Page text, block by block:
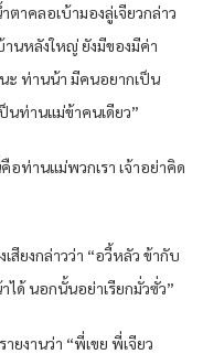
ตาคลอเบ้ามองลู่เจียวกล่าว
นหลังใหญ่ ยังมีของมีค่า
ะ ท่านน้า มีคนอยากเป็น
นท่านแม่ข้าคนเดียว”
อท่านแม่พวกเรา เจ้าอย่าคิด
สียงกล่าวว่า “อวี้หลัว ข้ากับ
ได้ นอกนั้นอย่าเรียกมั่วซั่ว”
ยงานว่า “พี่เขย พี่เจียว